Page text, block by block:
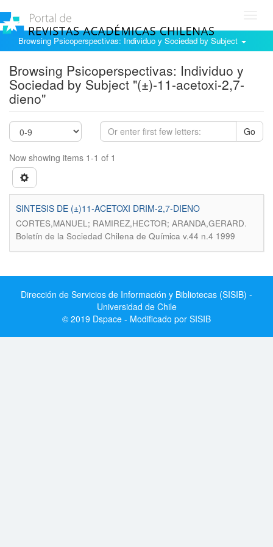
Browsing Psicoperspectivas: Individuo y Sociedad by Subject
Browsing Psicoperspectivas: Individuo y
Sociedad by Subject "(±)-11-acetoxi-2,7-
dieno"
Go
Now showing items 1-1 of 1
SINTESIS DE (±)11-ACETOXI DRIM-2,7-DIENO
CORTES,MANUEL; RAMIREZ,HECTOR; ARANDA,GERARD.
Boletín de la Sociedad Chilena de Química v.44 n.4 1999
Dirección de Servicios de Información y Bibliotecas (SISIB) -
Universidad de Chile
© 2019 Dspace - Modificado por SISIB